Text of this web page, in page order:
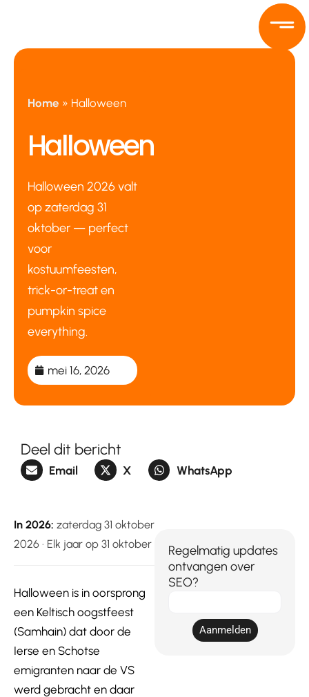
inhoud
Home » Halloween
Halloween
Halloween 2026 valt
op zaterdag 31
oktober — perfect
voor
kostuumfeesten,
trick-or-treat en
pumpkin spice
everything.
mei 16, 2026
Deel dit bericht
Email X WhatsApp
In 2026: zaterdag 31 oktober
2026 · Elk jaar op 31 oktober
Halloween is in oorsprong
een Keltisch oogstfeest
(Samhain) dat door de
Ierse en Schotse
emigranten naar de VS
werd gebracht en daar
Regelmatig updates
ontvangen over
SEO?
Aanmelden